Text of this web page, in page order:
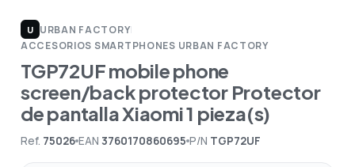
U URBAN FACTORY|
ACCESORIOS SMARTPHONES URBAN FACTORY
TGP72UF mobile phone
screen/back protector Protector
de pantalla Xiaomi 1 pieza(s)
Ref. 75026 EAN 3760170860695 P/N TGP72UF